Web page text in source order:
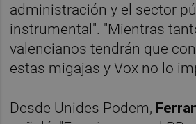
administración y el sector
instrumental". "Mientras
valencianos tendrán que
estas migajas y Vox no lo
Desde Unides Podem,